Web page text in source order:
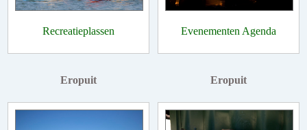
Recreatieplassen Evenementen Agenda
Eropuit Eropuit